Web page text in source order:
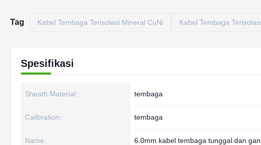
Tag Kabel Tembaga Terisolasi Mineral CuNi Kabel Tembaga
Spesifikasi
Sheath Material: tembaga
Calibration: tembaga
Name: 6.0mm kabel tembaga tunggal dan